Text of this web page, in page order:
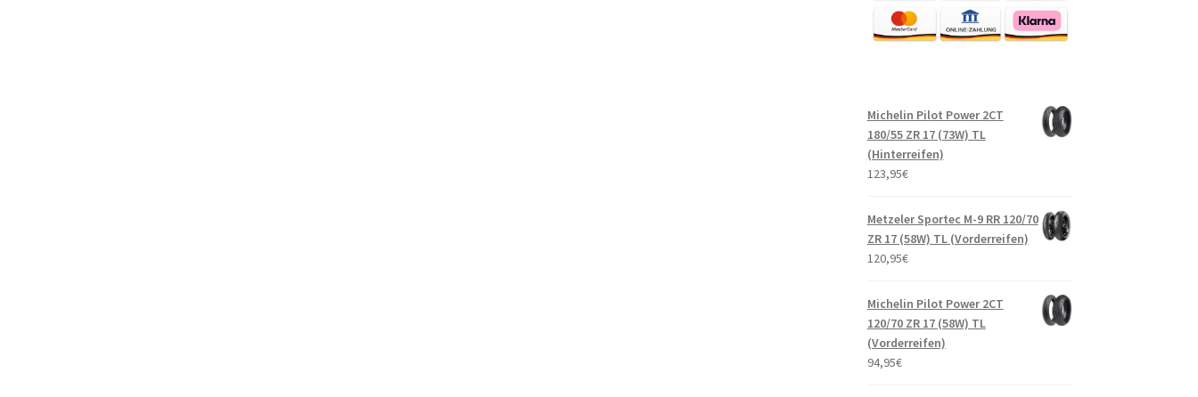
Michelin Pilot Power 2CT
180/55 ZR 17 (73W) TL
(Hinterreifen)
123,95€
Metzeler Sportec M-9 RR 120/70
ZR 17 (58W) TL (Vorderreifen)
120,95€
Michelin Pilot Power 2CT
120/70 ZR 17 (58W) TL
(Vorderreifen)
94,95€